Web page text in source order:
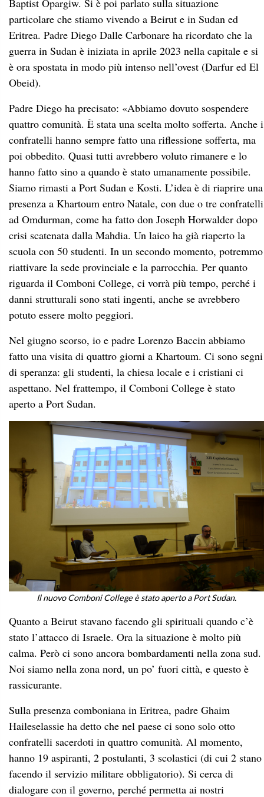
Baptist Opargiw. Si è poi parlato sulla situazione
particolare che stiamo vivendo a Beirut e in Sudan ed
Eritrea. Padre Diego Dalle Carbonare ha ricordato che la
guerra in Sudan è iniziata in aprile 2023 nella capitale e si
è ora spostata in modo più intenso nell’ovest (Darfur ed El
Obeid).
Padre Diego ha precisato: «Abbiamo dovuto sospendere
quattro comunità. È stata una scelta molto sofferta. Anche i
confratelli hanno sempre fatto una riflessione sofferta, ma
poi obbedito. Quasi tutti avrebbero voluto rimanere e lo
hanno fatto sino a quando è stato umanamente possibile.
Siamo rimasti a Port Sudan e Kosti. L’idea è di riaprire una
presenza a Khartoum entro Natale, con due o tre confratelli
ad Omdurman, come ha fatto don Joseph Horwalder dopo
crisi scatenata dalla Mahdia. Un laico ha già riaperto la
scuola con 50 studenti. In un secondo momento, potremmo
riattivare la sede provinciale e la parrocchia. Per quanto
riguarda il Comboni College, ci vorrà più tempo, perché i
danni strutturali sono stati ingenti, anche se avrebbero
potuto essere molto peggiori.
Nel giugno scorso, io e padre Lorenzo Baccin abbiamo
fatto una visita di quattro giorni a Khartoum. Ci sono segni
di speranza: gli studenti, la chiesa locale e i cristiani ci
aspettano. Nel frattempo, il Comboni College è stato
aperto a Port Sudan.
Il nuovo Comboni College è stato aperto a Port Sudan.
Quanto a Beirut stavano facendo gli spirituali quando c’è
stato l’attacco di Israele. Ora la situazione è molto più
calma. Però ci sono ancora bombardamenti nella zona sud.
Noi siamo nella zona nord, un po’ fuori città, e questo è
rassicurante.
Sulla presenza comboniana in Eritrea, padre Ghaim
Haileselassie ha detto che nel paese ci sono solo otto
confratelli sacerdoti in quattro comunità. Al momento,
hanno 19 aspiranti, 2 postulanti, 3 scolastici (di cui 2 stano
facendo il servizio militare obbligatorio). Si cerca di
dialogare con il governo, perché permetta ai nostri